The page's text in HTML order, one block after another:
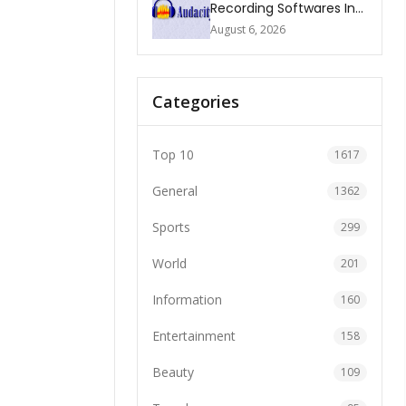
Recording Softwares In
2026
August 6, 2026
Categories
Top 10 1617
General 1362
Sports 299
World 201
Information 160
Entertainment 158
Beauty 109